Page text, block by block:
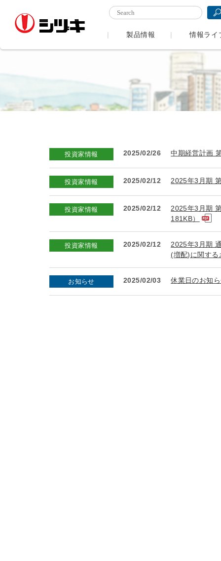
製品情報 情報ライ
投資家情報 2025/02/26 中期経営計画
投資家情報 2025/02/12 2025年3月期
投資家情報 2025/02/12
2025年3月期
181KB）
投資家情報 2025/02/12
2025年3月期
(増配)に関す
お知らせ 2025/02/03 休業日のお知